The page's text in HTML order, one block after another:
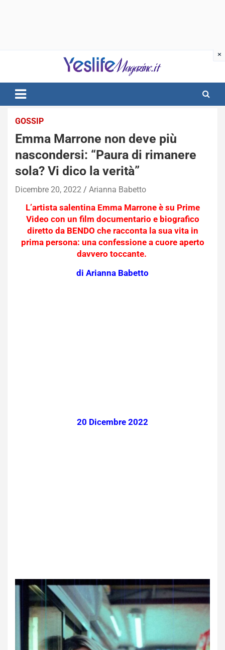
notizie di intrattenimento
GOSSIP
Emma Marrone non deve più
nascondersi: “Paura di rimanere
sola? Vi dico la verità”
Dicembre 20, 2022 Arianna Babetto
L’artista salentina Emma Marrone è su Prime
Video con un film documentario e biografico
diretto da BENDO che racconta la sua vita in
prima persona: una confessione a cuore aperto
davvero toccante.
di Arianna Babetto
20 Dicembre 2022